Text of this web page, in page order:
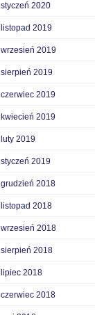
styczeń 2020
listopad 2019
wrzesień 2019
sierpień 2019
czerwiec 2019
kwiecień 2019
luty 2019
styczeń 2019
grudzień 2018
listopad 2018
wrzesień 2018
sierpień 2018
lipiec 2018
czerwiec 2018